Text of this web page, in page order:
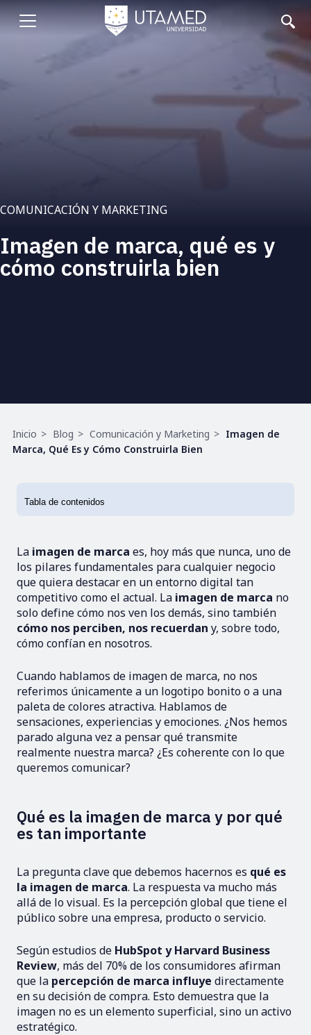
Pasar
al
Abrir
menu
COMUNICACIÓN Y MARKETING
Imagen de marca, qué es y
cómo construirla bien
Ruta
de
Inicio Blog Comunicación y Marketing
Imagen de
Marca, Qué Es y Cómo Construirla Bien
La imagen de marca es, hoy más que nunca, uno de
los pilares fundamentales para cualquier negocio
que quiera destacar en un entorno digital tan
competitivo como el actual. La imagen de marca no
solo define cómo nos ven los demás, sino también
cómo nos perciben, nos recuerdan y, sobre todo,
cómo confían en nosotros.
Cuando hablamos de imagen de marca, no nos
referimos únicamente a un logotipo bonito o a una
paleta de colores atractiva. Hablamos de
sensaciones, experiencias y emociones. ¿Nos hemos
parado alguna vez a pensar qué transmite
realmente nuestra marca? ¿Es coherente con lo que
queremos comunicar?
Qué es la imagen de marca y por qué
es tan importante
La pregunta clave que debemos hacernos es qué es
la imagen de marca. La respuesta va mucho más
allá de lo visual. Es la percepción global que tiene el
público sobre una empresa, producto o servicio.
Según estudios de HubSpot y Harvard Business
Review, más del 70% de los consumidores afirman
que la percepción de marca influye directamente
en su decisión de compra. Esto demuestra que la
imagen no es un elemento superficial, sino un activo
estratégico.